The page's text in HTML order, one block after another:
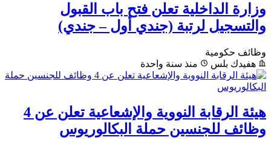
وزارة الداخلية تعلن فتح باب القبول
والتسجيل لرتبة (جندي أول – جندي)
وظائف حكومية
هفيدك بلس
منذ سنة واحدة
هيئة الرقابة النووية والإشعاعية تعلن عن 4
وظائف للجنسين حملة البكالوريوس